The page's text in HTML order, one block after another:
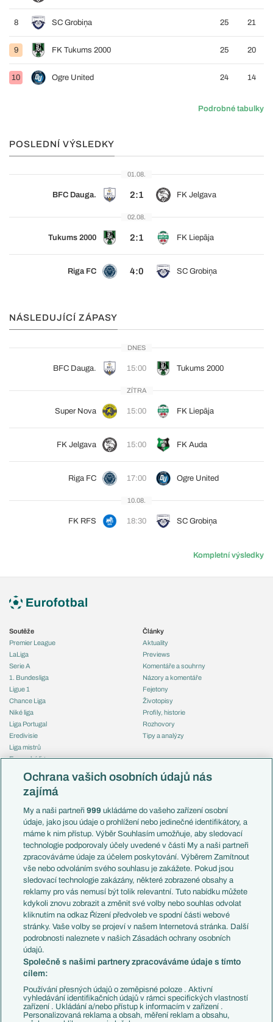
8 SC Grobiņa 25 21
9 FK Tukums 2000 25 20
10 Ogre United 24 14
Podrobné tabulky
POSLEDNÍ VÝSLEDKY
01.08.
BFC Dauga. 2:1 FK Jelgava
02.08.
Tukums 2000 2:1 FK Liepāja
Riga FC 4:0 SC Grobiņa
NÁSLEDUJÍCÍ ZÁPASY
DNES
BFC Dauga. 15:00 Tukums 2000
ZÍTRA
Super Nova 15:00 FK Liepāja
FK Jelgava 15:00 FK Auda
Riga FC 17:00 Ogre United
10.08.
FK RFS 18:30 SC Grobiņa
Kompletní výsledky
Soutěže
Premier League
LaLiga
Serie A
1. Bundesliga
Ligue 1
Chance Liga
Niké liga
Liga Portugal
Eredivisie
Liga mistrů
Evropská liga
Mistrovství světa
Liga národů
Témata
Představení týmů MS
EuroSkauting
PL v kostce
Evropské koeficienty
Přestupy
Přestupové spekulace
Zranění
Kluby
Arsenal FC
Chelsea FC
Manchester United
AC Milán
Juventus FC
Bayern Mnichov
FC Barcelona
Real Madrid
Články
Aktuality
Previews
Komentáře a souhrny
Názory a komentáře
Fejetony
Životopisy
Profily, historie
Rozhovory
Tipy a analýzy
Česko
Francie
Itálie
Německo
Španělsko
Argentina
Brazílie
Přestupy
Zápasy
Livescore
Tipovací soutěž
Ochrana vašich osobních údajů nás
zajímá
My a naši partneři999 ukládáme do vašeho zařízení osobní
údaje, jako jsou údaje o prohlížení nebo jedinečné identifikátory, a
máme k nim přístup. Výběr Souhlasím umožňuje, aby sledovací
technologie podporovaly účely uvedené v části My a naši partneři
zpracováváme údaje za účelem poskytování. Výběrem Zamítnout
vše nebo odvoláním svého souhlasu je zakážete. Pokud jsou
sledovací technologie zakázány, některé zobrazené obsahy a
reklamy pro vás nemusí být tolik relevantní. Tuto nabídku můžete
kdykoli znovu zobrazit a změnit své volby nebo souhlas odvolat
kliknutím na odkaz Řízení předvoleb ve spodní části webové
stránky. Vaše volby se projeví v našem Internetová stránka. Další
podrobnosti naleznete v našich Zásadách ochrany osobních
údajů.
Společně s našimi partnery zpracováváme údaje s tímto
cílem:
Používání přesných údajů o zeměpisné poloze . Aktivní
vyhledávání identifikačních údajů v rámci specifických vlastností
zařízení . Ukládání a/nebo přístup k informacím v zařízení .
Personalizovaná reklama a obsah, měření reklam a obsahu,